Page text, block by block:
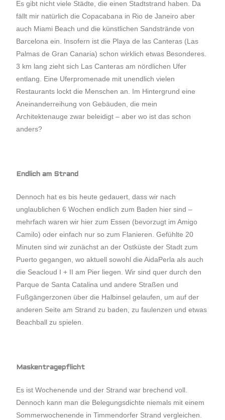
Es gibt nicht viele Städte, die einen Stadtstrand haben. Da
fällt mir natürlich die Copacabana in Rio de Janeiro aber
auch Miami Beach und die künstlichen Sandstrände von
Barcelona ein. Insofern ist die Playa de las Canteras (Las
Palmas de Gran Canaria) schon wirklich etwas Besonderes.
3 km lang zieht sich Las Canteras am nördlichen Ufer
entlang. Eine Uferpromenade mit unendlich vielen
Restaurants lockt die Menschen an. Im Hintergrund eine
Aneinanderreihung von Gebäuden, die mein
Architektenauge zwar beleidigt – aber wo ist das schon
anders?
Endlich am Strand
Dennoch hat es bis heute gedauert, dass wir nach
unglaublichen 6 Wochen endlich zum Baden hier sind –
mehrfach waren wir hier zum Essen (bevorzugt im Amigo
Camilo) oder einfach nur so zum Flanieren. Gefühlte 20
Minuten sind wir zunächst an der Ostküste der Stadt zum
Puerto gegangen, wo aktuell sowohl die AidaPerla als auch
die Seacloud I + II am Pier liegen. Wir sind quer durch den
Parque de Santa Catalina und andere Straßen und
Fußgängerzonen über die Halbinsel gelaufen, um auf der
anderen Seite am Strand zu baden, zu faulenzen und etwas
Beachball zu spielen.
Maskentragepflicht
Es ist Wochenende und der Strand war brechend voll.
Dennoch kann man die Belegungsdichte niemals mit einem
Sommerwochenende in Timmendorfer Strand vergleichen.